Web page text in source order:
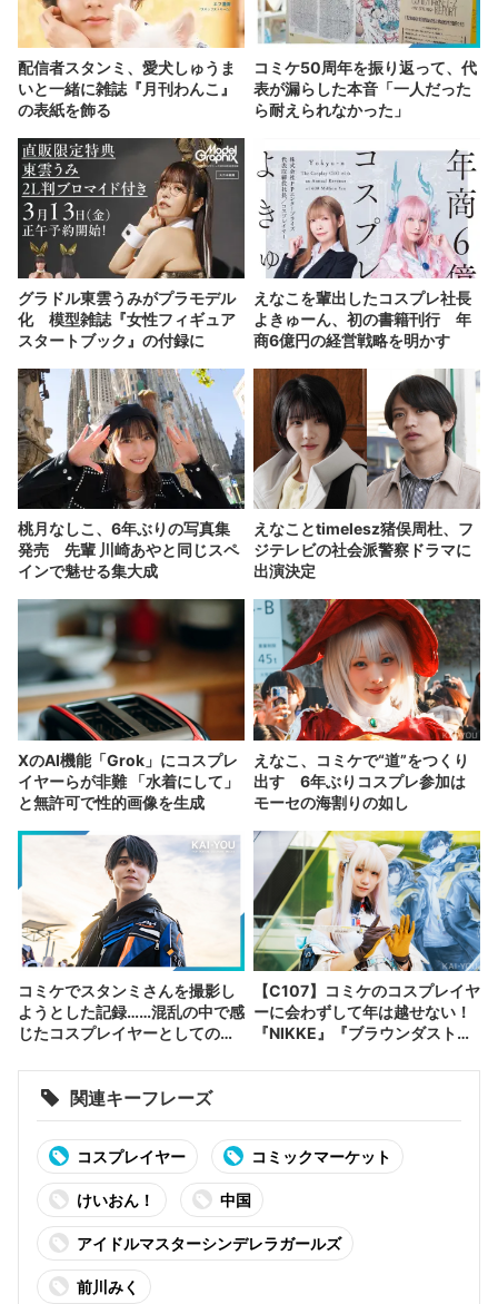
配信者スタンミ、愛犬しゅうま
いと一緒に雑誌『月刊わんこ』
の表紙を飾る
コミケ50周年を振り返って、代
表が漏らした本音「一人だった
ら耐えられなかった」
グラドル東雲うみがプラモデル
化 模型雑誌『女性フィギュア
スタートブック』の付録に
えなこを輩出したコスプレ社長
よきゅーん、初の書籍刊行 年
商6億円の経営戦略を明かす
桃月なしこ、6年ぶりの写真集
発売 先輩 川崎あやと同じスペ
インで魅せる集大成
えなことtimelesz猪俣周杜、フ
ジテレビの社会派警察ドラマに
出演決定
XのAI機能「Grok」にコスプレ
イヤーらが非難 「水着にして」
と無許可で性的画像を生成
えなこ、コミケで“道”をつくり
出す 6年ぶりコスプレ参加は
モーセの海割りの如し
コミケでスタンミさんを撮影し
ようとした記録……混乱の中で感
じたコスプレイヤーとしての躍
【C107】コミケのコスプレイヤ
ーに会わずして年は越せない！
『NIKKE』『ブラウンダスト
関連キーフレーズ
コスプレイヤー コミックマーケット
けいおん！ 中国
アイドルマスターシンデレラガールズ
前川みく